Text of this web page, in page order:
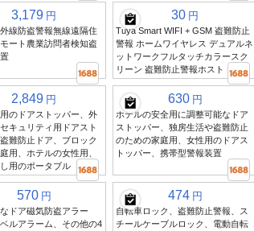
3,179 円
線防盗警報無線遠隔住
ート農業訪問者検知盗
30 円
Tuya Smart WIFI + GSM 盗難防止
警報 ホームワイヤレス デュアルネ
ットワークフルタッチカラースク
リーン 盗難防止警報ホスト
2,849 円
のドアストッパー、外
キュリティ用ドアスト
難防止ドア、ブロック
用、ホテルの女性用、
用のポータブル
630 円
ホテルの安全用に調整可能なドア
ストッパー、独房生活や盗難防止
のための家庭用、女性用のドアス
トッパー、携帯型警報装置
570 円
ドア磁気防盗アラー
ルアラーム、その他の4
474 円
自転車ロック、盗難防止警報、ス
チールケーブルロック、電動自転